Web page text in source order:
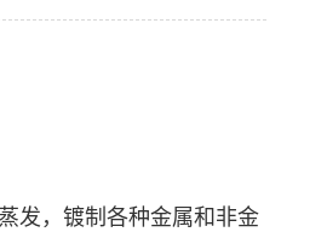
发，镀制各种金属和非金